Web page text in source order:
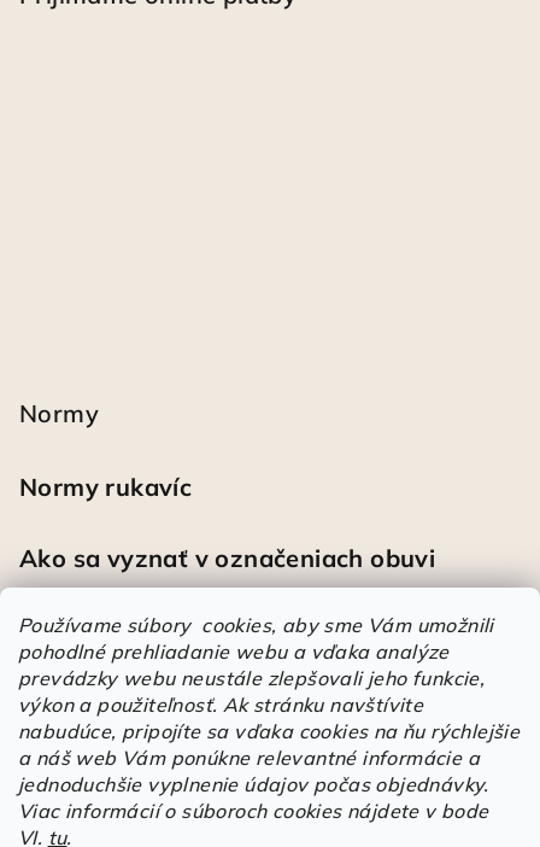
Používame súbory cookies, aby sme Vám umožnili
pohodlné prehliadanie webu a vďaka analýze
prevádzky webu neustále zlepšovali jeho funkcie,
výkon a použiteľnosť. Ak stránku navštívite
nabudúce, pripojíte sa vďaka cookies na ňu rýchlejšie
a náš web Vám ponúkne relevantné informácie a
jednoduchšie vyplnenie údajov počas objednávky.
Viac informácií o súboroch cookies nájdete v bode
VI. tu.
Normy
Normy rukavíc
Ako sa vyznať v označeniach obuvi
Heureka
Športové pracovné poltopánky PRESTIGE CLASSIC biele
Hodnotenie produktu je 5 z 5 hviezdičiek.
| Mária
Á